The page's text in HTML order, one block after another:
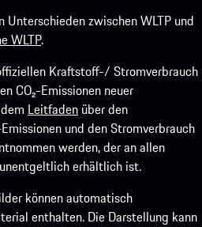
zwischen WLTP und
WLTP.
Kraftstoff-/ Stromverbrauch
CO₂-Emissionen neuer
Leitfaden über den
und den Stromverbrauch
werden, der an allen
unentgeltlich erhältlich ist.
können automatisch
enthalten. Die Darstellung kann